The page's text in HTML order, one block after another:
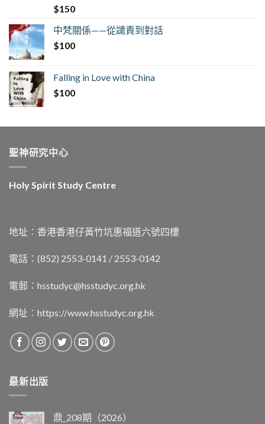
$150
中梵關係——從譴責到對話
$100
Falling in Love with China
$100
聖神研究中心
Holy Spirit Study Centre
地址︰香港香港仔黃竹坑惠福道六號四樓
電話：(852) 2553-0141 / 2553-0142
電郵︰ hsstudyc@hsstudyc.org.hk
網址︰ https://www.hsstudyc.org.hk
最新出版
鼎_208期（2026）